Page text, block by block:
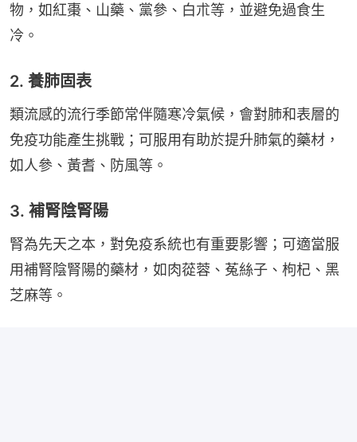
物，如紅棗、山藥、黨參、白朮等，並避免過食生
冷。
2. 養肺固表
類流感的流行季節常伴隨寒冷氣候，會對肺和表層的
免疫功能產生挑戰；可服用有助於提升肺氣的藥材，
如人參、黃耆、防風等。
3. 補腎陰腎陽
腎為先天之本，對免疫系統也有重要影響；可適當服
用補腎陰腎陽的藥材，如肉蓯蓉、菟絲子、枸杞、黑
芝麻等。